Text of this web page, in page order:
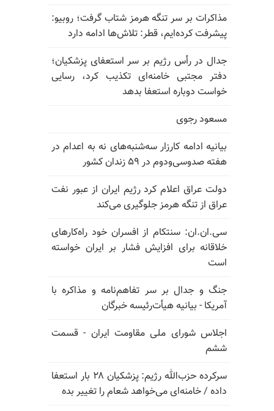
مذاکرات بر سر تنگه هرمز شتاب گرفت؛ روبیو:
پیشرفت کرده‌ایم، قطر: تلاش‌ها ادامه دارد
جدال در رأس رژیم بر سر استعفای پزشکیان؛
دفتر مجتبی خامنه‌ای تکذیب کرد، رسایی
خواست دوباره استعفا بدهد
مسعود رجوی
بیانیه ادامه کارزار سه‌شنبه‌های نه به اعدام در
هفته صدوسی‌و‌دوم در ۵۹ زندان کشور
دولت عراق اعلام کرد رژیم ایران از عبور نفت
عراق از تنگه هرمز جلوگیری می‌کند
سی.ان.ان: سنتکام از افسران خود راه‌کارهای
خلاقانه برای افزایش فشار بر ایران خواسته
است
جنگ و جدال بر سر تفاهم‌نامه و مذاکره با
آمریکا - بیانیه هیأت‌رئیسه خبرگان
اجلاس شورای ملی مقاومت ایران - قسمت
ششم
سرکرده حزب‌الله رژیم: پزشکیان ۲۸ بار استعفا
داده / خامنه‌ای می‌خواهد شعام را تغییر بده